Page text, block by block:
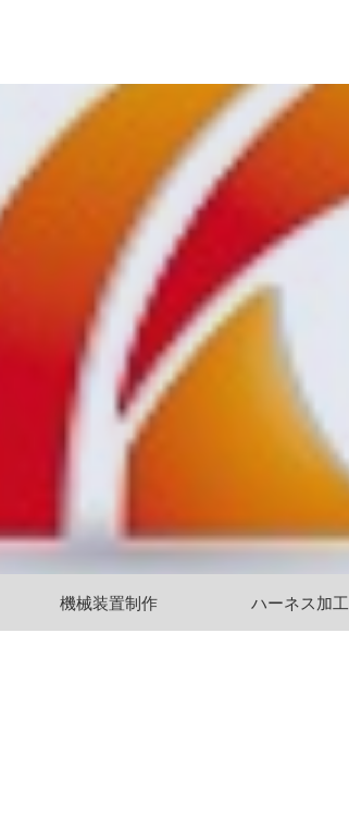
機械装置制作 ハーネス加工